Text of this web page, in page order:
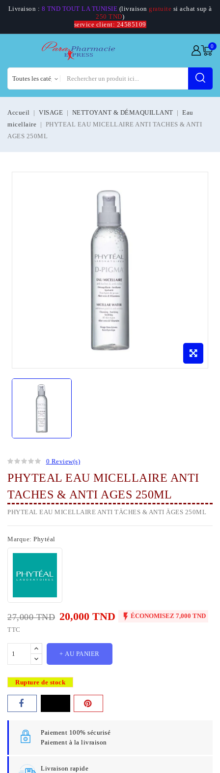
Livraison : 8 TND TOUT LA TUNISIE (livraison gratuite si achat sup à
250 TND)
service client: 24585109
0
Accueil VISAGE NETTOYANT & DÉMAQUILLANT
Eau
micellaire
PHYTEAL EAU MICELLAIRE ANTI TACHES & ANTI
AGES 250ML
0 Review(s)
PHYTEAL EAU MICELLAIRE ANTI
TACHES & ANTI AGES 250ML
PHYTEAL EAU MICELLAIRE ANTI TÄCHES & ANTI ÄGES 250ML
Marque: Phytéal
27,000 TND 20,000 TND  ÉCONOMISEZ 7,000 TND
TTC
+ AU PANIER
Rupture de stock
Paiement 100% sécurisé
Paiement à la livraison
Livraison rapide